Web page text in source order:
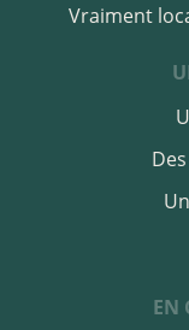
Vraiment
EN